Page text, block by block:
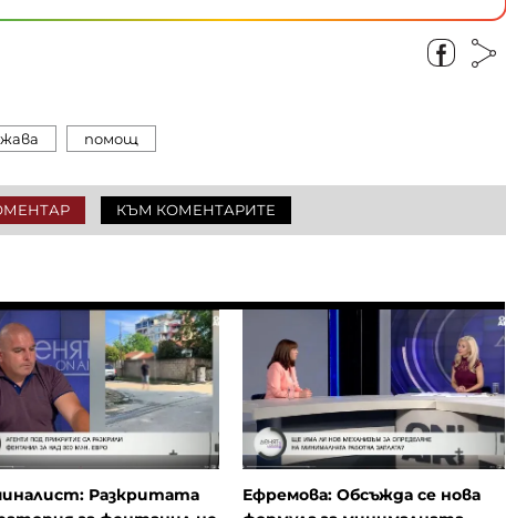
помощ
КЪМ КОМЕНТАРИТЕ
Разкритата
Ефремова: Обсъжда се нова